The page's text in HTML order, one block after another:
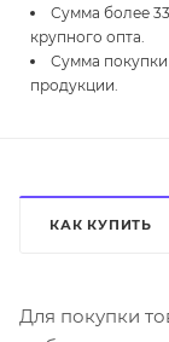
Сумма более
крупного опта.
Сумма покупки
продукции.
КАК КУПИТЬ
Для покупки